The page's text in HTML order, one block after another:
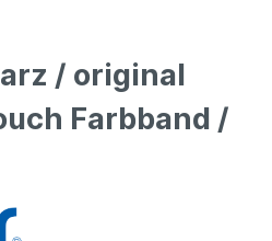
/ original
Farbband /